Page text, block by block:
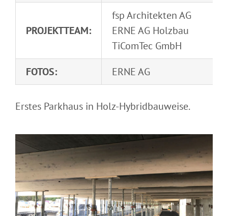
PROJEKTTEAM:
fsp Architekten AG
ERNE AG Holzbau
TiComTec GmbH
FOTOS:
ERNE AG
Erstes Parkhaus in Holz-Hybridbauweise.